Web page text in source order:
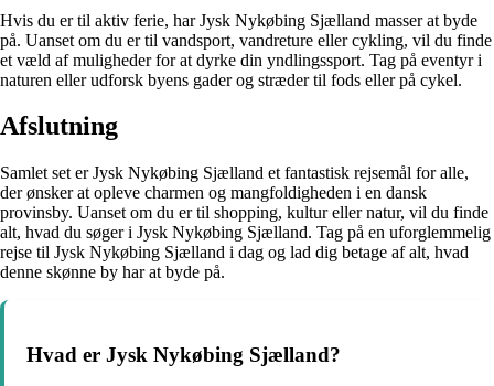
Hvis du er til aktiv ferie, har Jysk Nykøbing Sjælland masser at byde
på. Uanset om du er til vandsport, vandreture eller cykling, vil du finde
et væld af muligheder for at dyrke din yndlingssport. Tag på eventyr i
naturen eller udforsk byens gader og stræder til fods eller på cykel.
Afslutning
Samlet set er Jysk Nykøbing Sjælland et fantastisk rejsemål for alle,
der ønsker at opleve charmen og mangfoldigheden i en dansk
provinsby. Uanset om du er til shopping, kultur eller natur, vil du finde
alt, hvad du søger i Jysk Nykøbing Sjælland. Tag på en uforglemmelig
rejse til Jysk Nykøbing Sjælland i dag og lad dig betage af alt, hvad
denne skønne by har at byde på.
Hvad er Jysk Nykøbing Sjælland?